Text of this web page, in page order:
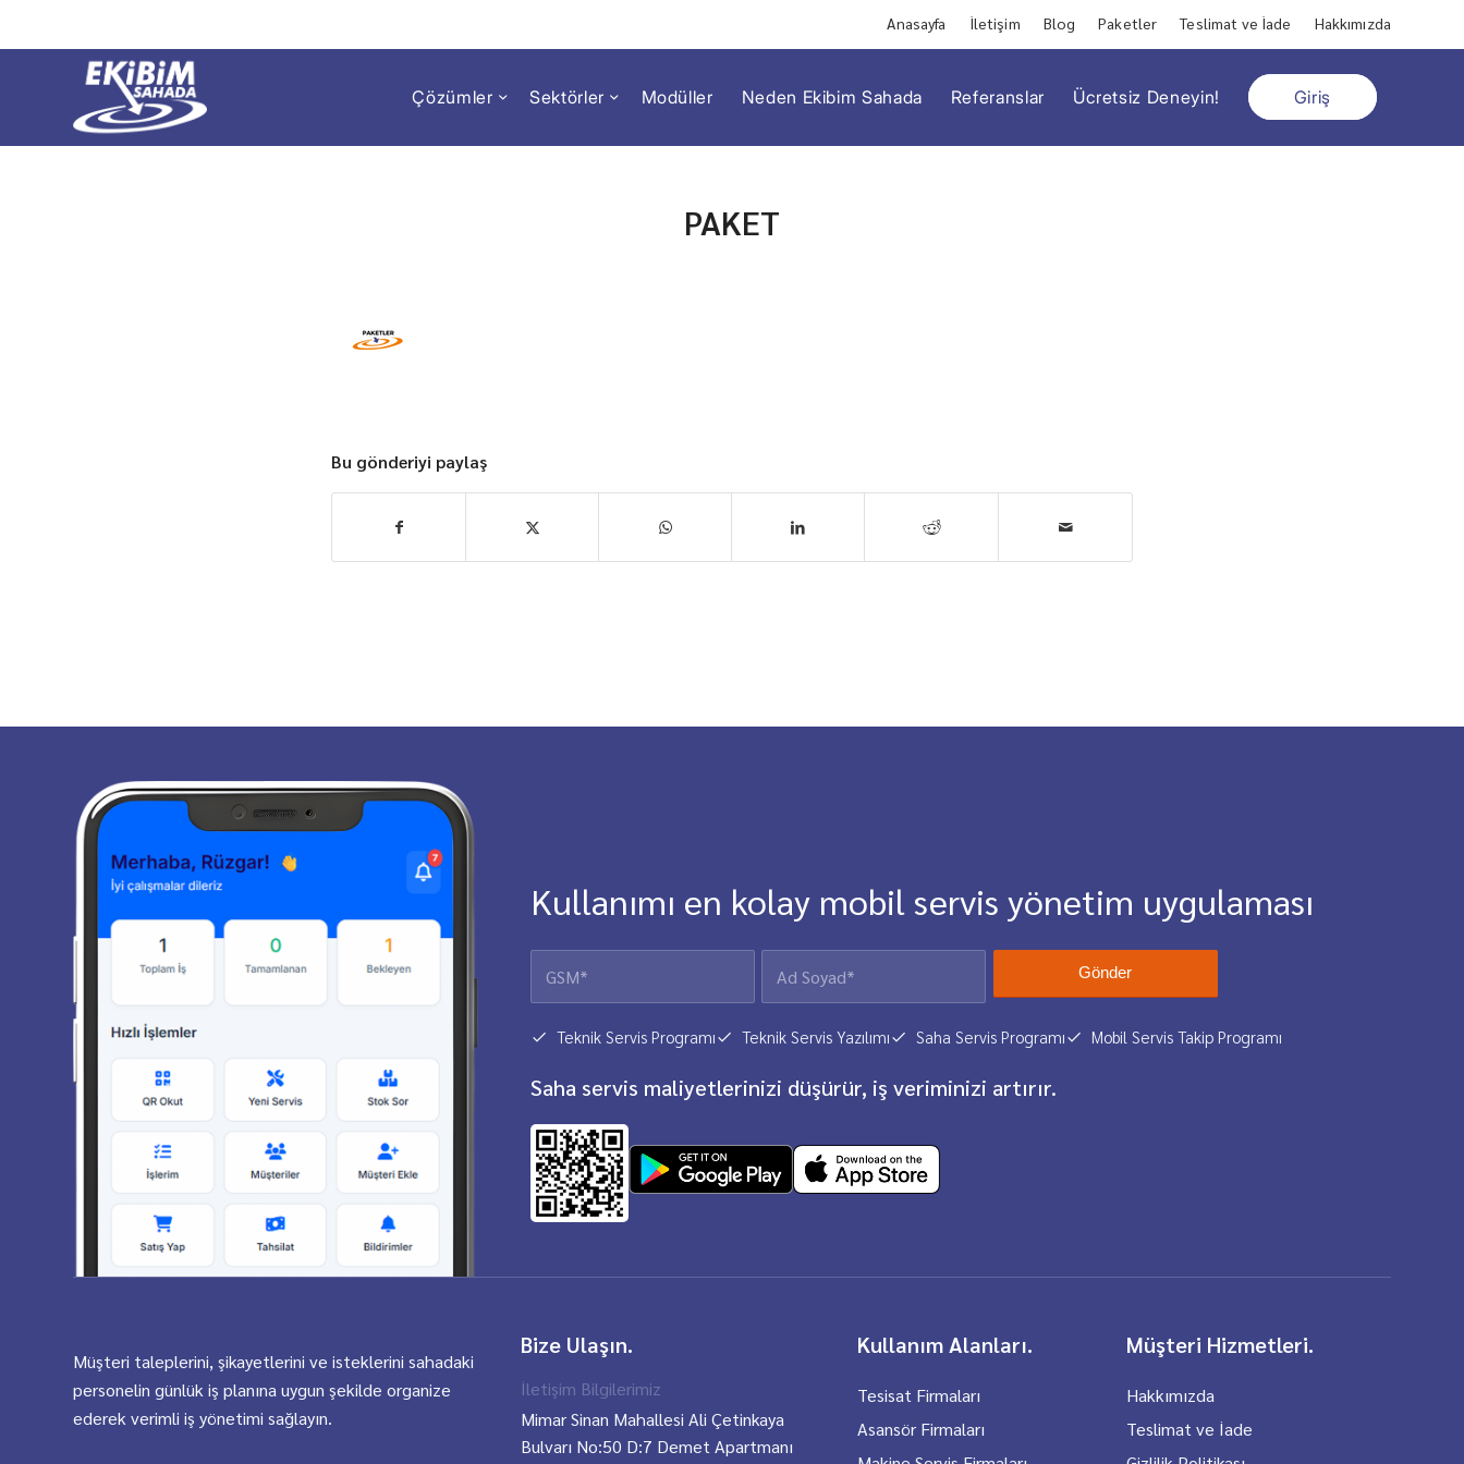
Anasayfa İletişim Blog Paketler Teslimat ve İade Hakkımızda
Çözümler Sektörler Modüller Neden Ekibim Sahada Referanslar Ücretsiz Deneyin! Giriş
PAKET
Bu gönderiyi paylaş
Kullanımı en kolay mobil servis yönetim uygulaması
Teknik Servis Programı Teknik Servis Yazılımı Saha Servis Programı Mobil Servis Takip Programı
Saha servis maliyetlerinizi düşürür, iş veriminizi artırır.
Müşteri taleplerini, şikayetlerini ve isteklerini sahadaki
personelin günlük iş planına uygun şekilde organize
ederek verimli iş yönetimi sağlayın.
Bize Ulaşın.
İletişim Bilgilerimiz
Mimar Sinan Mahallesi Ali Çetinkaya
Bulvarı No:50 D:7 Demet Apartmanı
Kullanım Alanları.
Tesisat Firmaları
Asansör Firmaları
Müşteri Hizmetleri.
Hakkımızda
Teslimat ve İade